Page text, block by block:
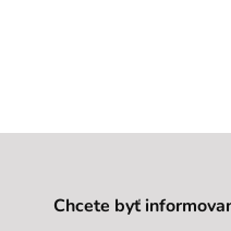
Chcete byť